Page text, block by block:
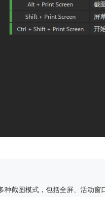
种截图模式，包括全屏、活动